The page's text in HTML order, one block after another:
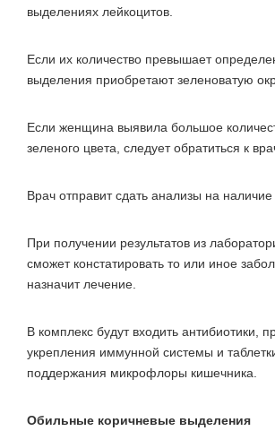
выделениях лейкоцитов.
Если их количество превышает
выделения приобретают зеленоватую
Если женщина выявила большое
зеленого цвета, следует обратиться к
Врач отправит сдать анализы на
При получении результатов из
сможет констатировать то или иное
назначит лечение.
В комплекс будут входить антибиотики,
укрепления иммунной системы и
поддержания микрофлоры кишечника.
Обильные коричневые выделения